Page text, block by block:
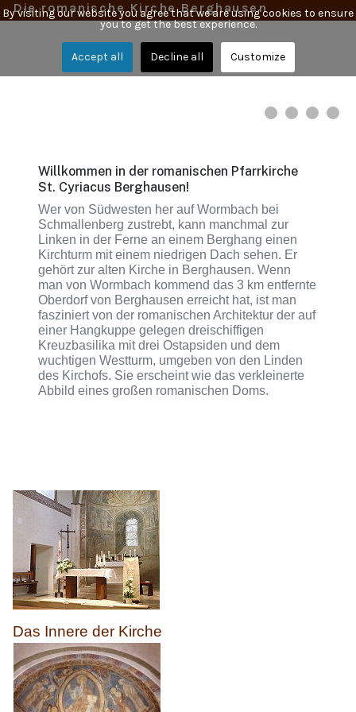
Die romanische Kirche Berghausen
Willkommen in der romanischen Pfarrkirche
St. Cyriacus Berghausen!
Wer von Südwesten her auf Wormbach bei
Schmallenberg zustrebt, kann manchmal zur
Linken in der Ferne an einem Berghang einen
Kirchturm mit einem niedrigen Dach sehen. Er
gehört zur alten Kirche in Berghausen. Wenn
man von Wormbach kommend das 3 km entfernte
Oberdorf von Berghausen erreicht hat, ist man
fasziniert von der romanischen Architektur der auf
einer Hangkuppe gelegen dreischiffigen
Kreuzbasilika mit drei Ostapsiden und dem
wuchtigen Westturm, umgeben von den Linden
des Kirchofs. Sie erscheint wie das verkleinerte
Abbild eines großen romanischen Doms.
Das Innere der Kirche
By visiting our website you agree that we are using cookies to ensure
you to get the best experience.
Accept all Decline all Customize